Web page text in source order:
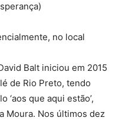
no local
Balt iniciou em 2015
de Rio Preto, tendo
‘aos que aqui estão’,
Moura. Nos últimos dez